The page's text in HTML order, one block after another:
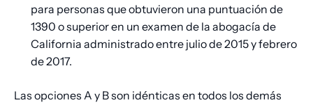
para personas que obtuvieron una puntuación de
1390 o superior en un examen de la abogacía de
California administrado entre julio de 2015 y febrero
de 2017.
Las opciones A y B son idénticas en todos los demás